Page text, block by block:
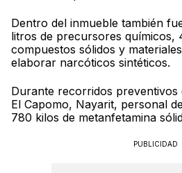
Dentro del inmueble también
litros de precursores químicos,
compuestos sólidos y
elaborar narcóticos sintéticos.
Durante recorridos preventivos
El Capomo, Nayarit, personal
780 kilos de metanfetamina
PUBLICIDAD